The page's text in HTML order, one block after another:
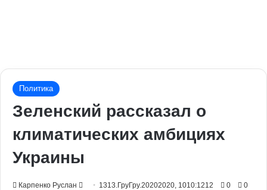
Политика
Зеленский рассказал о
климатических амбициях
Украины
Карпенко Руслан
Send 1313.ГруГру.20202020, 1010:1212 0 0